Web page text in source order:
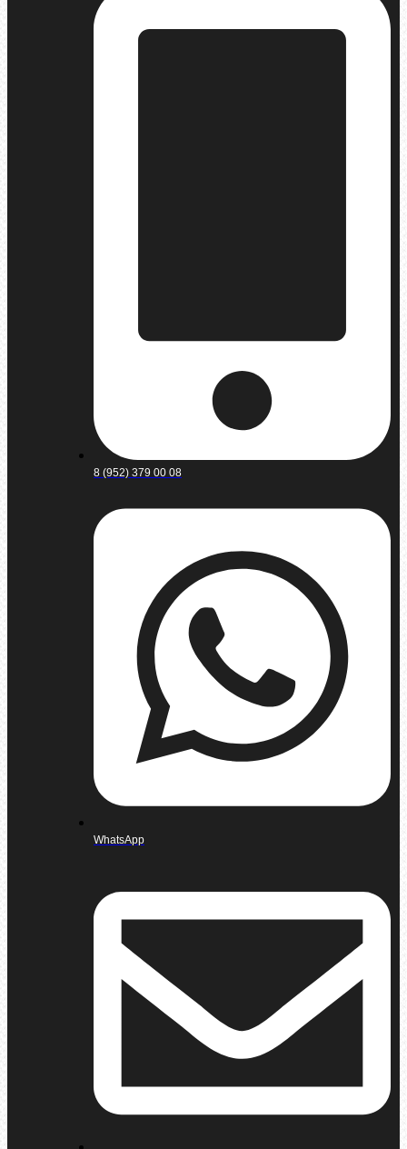
8 (952) 379 00 08
WhatsApp